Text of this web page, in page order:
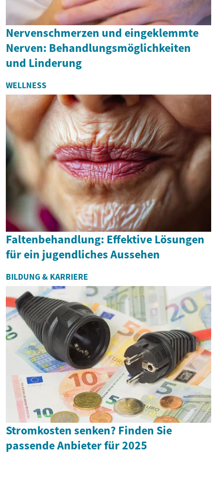
Nervenschmerzen und eingeklemmte
Nerven: Behandlungsmöglichkeiten
und Linderung
WELLNESS
Faltenbehandlung: Effektive Lösungen
für ein jugendliches Aussehen
BILDUNG & KARRIERE
Stromkosten senken? Finden Sie
passende Anbieter für 2025